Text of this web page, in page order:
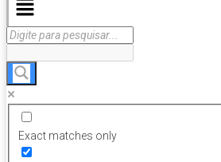
Exact matches only